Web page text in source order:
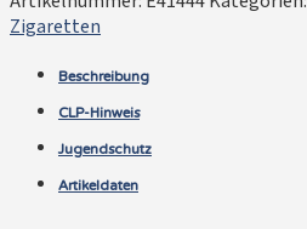
Zigaretten
Beschreibung
CLP-Hinweis
Jugendschutz
Artikeldaten